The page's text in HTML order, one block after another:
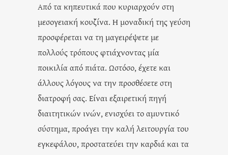
Από τα κηπευτικά που κυριαρχούν στη
μεσογειακή κουζίνα. Η μοναδική της γεύση
προσφέρεται να τη μαγειρέψετε με
πολλούς τρόπους φτιάχνοντας μία
ποικιλία από πιάτα. Ωστόσο, έχετε και
άλλους λόγους να την προσθέσετε στη
διατροφή σας. Είναι εξαιρετική πηγή
διαιτητικών ινών, ενισχύει το αμυντικό
σύστημα, προάγει την καλή λειτουργία του
εγκεφάλου, προστατεύει την καρδιά και τα